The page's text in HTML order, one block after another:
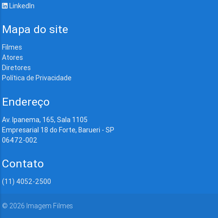
LinkedIn
Mapa do site
Filmes
Atores
Diretores
Política de Privacidade
Endereço
Av. Ipanema, 165, Sala 1105
Empresarial 18 do Forte, Barueri - SP
06472-002
Contato
(11) 4052-2500
© 2026 Imagem Filmes